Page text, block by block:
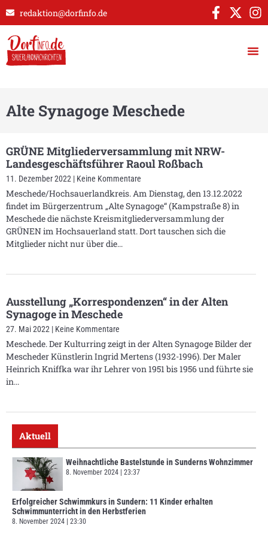
redaktion@dorfinfo.de
Alte Synagoge Meschede
GRÜNE Mitgliederversammlung mit NRW-
Landesgeschäftsführer Raoul Roßbach
11. Dezember 2022 Keine Kommentare
Meschede/Hochsauerlandkreis. Am Dienstag, den 13.12.2022
findet im Bürgerzentrum „Alte Synagoge“ (Kampstraße 8) in
Meschede die nächste Kreismitgliederversammlung der
GRÜNEN im Hochsauerland statt. Dort tauschen sich die
Mitglieder nicht nur über die
Ausstellung „Korrespondenzen“ in der Alten
Synagoge in Meschede
27. Mai 2022 Keine Kommentare
Meschede. Der Kulturring zeigt in der Alten Synagoge Bilder der
Mescheder Künstlerin Ingrid Mertens (1932-1996). Der Maler
Heinrich Kniffka war ihr Lehrer von 1951 bis 1956 und führte sie
in
Aktuell
Weihnachtliche Bastelstunde in Sunderns Wohnzimmer
8. November 2024 23:37
Erfolgreicher Schwimmkurs in Sundern: 11 Kinder erhalten
Schwimmunterricht in den Herbstferien
8. November 2024 23:30